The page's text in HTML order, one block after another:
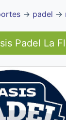
→ padel →
Padel La